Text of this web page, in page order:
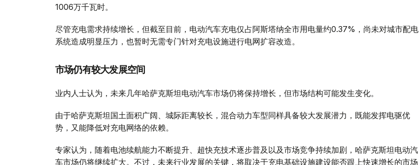
1006万千瓦时。
尽管充电需求持续增长，但截至目前，电动汽车充电仅占阿斯塔纳全市用电量约0.37%，尚未对城市配电
系统造成明显压力，也暂时无需专门针对充电设施进行电网扩容改造。
市场仍有较大发展空间
业内人士认为，未来几年哈萨克斯坦电动汽车市场仍将保持增长，但市场结构可能发生变化。
由于哈萨克斯坦国土面积广阔、城际距离较长，混合动力车型同样具备较大发展潜力，既能发挥电驱优
势，又能降低对充电网络的依赖。
专家认为，随着电池续航能力不断提升、超快充技术逐步普及以及市场竞争持续加剧，哈萨克斯坦电动汽
车市场仍将继续扩大。不过，未来行业发展的关键，将取决于充电基础设施建设能否跟上快速增长的市场